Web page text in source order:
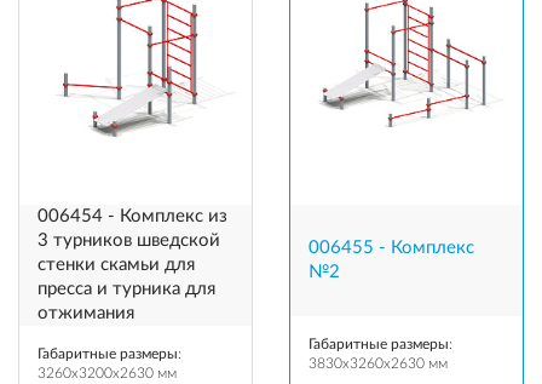
006454 - Комплекс из
3 турников шведской
стенки скамьи для
пресса и турника для
отжимания
Габаритные размеры:
3260x3200x2630 мм
006455 - Комплекс
№2
Габаритные размеры:
3830x3260x2630 мм